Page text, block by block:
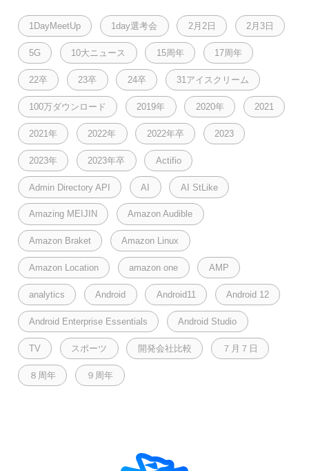
1DayMeetUp 1day選考会 2月2日 2月3日
5G 10大ニュース 15周年 17周年
22卒 23卒 24卒 31アイスクリーム
100万ダウンロード 2019年 2020年 2021
2021年 2022年 2022年卒 2023
2023年 2023年卒 Actifio
Admin Directory API AI AI StLike
Amazing MEIJIN Amazon Audible
Amazon Braket Amazon Linux
Amazon Location amazon one AMP
analytics Android Android11 Android 12
Android Enterprise Essentials Android Studio
TV スポーツ 開発会社比較 ７月７日
８周年 ９周年